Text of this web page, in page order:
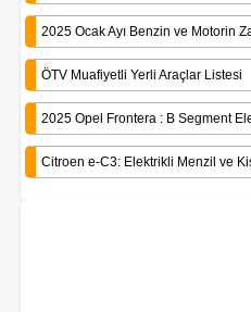
2025 Ocak Ayı Benzin ve Motorin
ÖTV Muafiyetli Yerli Araçlar Listesi
2025 Opel Frontera : B Segment
Citroen e-C3: Elektrikli Menzil ve